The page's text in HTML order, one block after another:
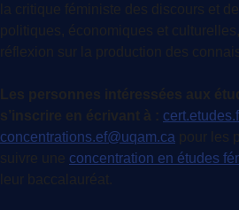
la critique féministe des discours et
politiques, économiques et
réflexion sur la production des
Les personnes intéressées aux
s’inscrire en écrivant à :
concentrations.ef@uqam.ca pour les
suivre une concentration en études
leur baccalauréat.